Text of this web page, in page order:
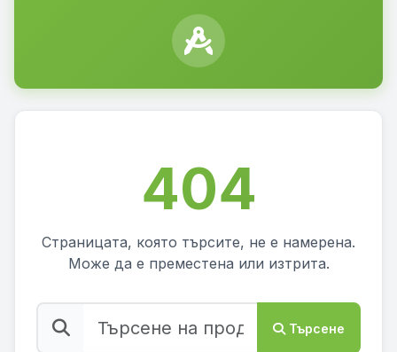
404
Страницата, която търсите, не е намерена.
Може да е преместена или изтрита.
Търсене